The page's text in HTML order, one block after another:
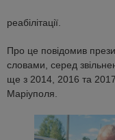
реабілітації.
Про це повідомив
словами, серед
ще з 2014, 2016 та 2017
Маріуполя.